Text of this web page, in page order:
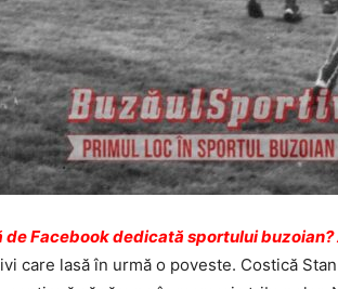
de Facebook dedicată sportului
care lasă în urmă o poveste. Costică